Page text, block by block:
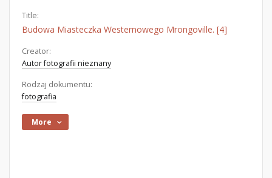
Title:
Budowa Miasteczka Westernowego Mrongoville. [4]
Creator:
Autor fotografii nieznany
Rodzaj dokumentu:
fotografia
More